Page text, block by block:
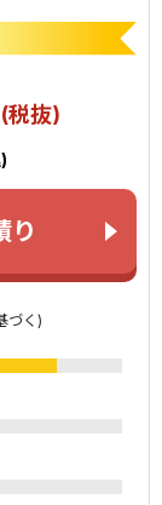
(税抜)
り
づく)